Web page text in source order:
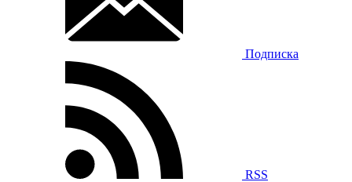
Подписка
RSS